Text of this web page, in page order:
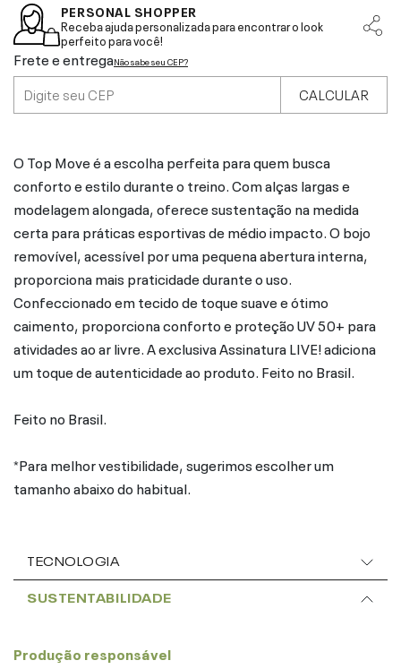
PERSONAL SHOPPER
Receba ajuda personalizada para encontrar o look
perfeito para você!
Frete e entregaNão sabe seu CEP?
CALCULAR
O Top Move é a escolha perfeita para quem busca
conforto e estilo durante o treino. Com alças largas e
modelagem alongada, oferece sustentação na medida
certa para práticas esportivas de médio impacto. O bojo
removível, acessível por uma pequena abertura interna,
proporciona mais praticidade durante o uso.
Confeccionado em tecido de toque suave e ótimo
caimento, proporciona conforto e proteção UV 50+ para
atividades ao ar livre. A exclusiva Assinatura LIVE! adiciona
um toque de autenticidade ao produto. Feito no Brasil.
Feito no Brasil.
*Para melhor vestibilidade, sugerimos escolher um
tamanho abaixo do habitual.
TECNOLOGIA
SUSTENTABILIDADE
Produção responsável